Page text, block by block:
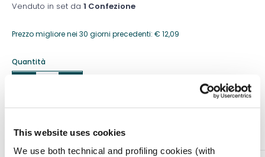
This website uses cookies
We use both technical and profiling cookies (with
Venduto in set da 1 Confezione
Prezzo migliore nei 30 giorni precedenti: € 12,09
Quantità